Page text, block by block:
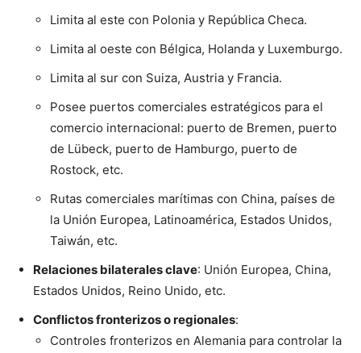
Limita al este con Polonia y República Checa.
Limita al oeste con Bélgica, Holanda y Luxemburgo.
Limita al sur con Suiza, Austria y Francia.
Posee puertos comerciales estratégicos para el
comercio internacional: puerto de Bremen, puerto
de Lübeck, puerto de Hamburgo, puerto de
Rostock, etc.
Rutas comerciales marítimas con China, países de
la Unión Europea, Latinoamérica, Estados Unidos,
Taiwán, etc.
Relaciones bilaterales clave: Unión Europea, China,
Estados Unidos, Reino Unido, etc.
Conflictos fronterizos o regionales:
Controles fronterizos en Alemania para controlar la